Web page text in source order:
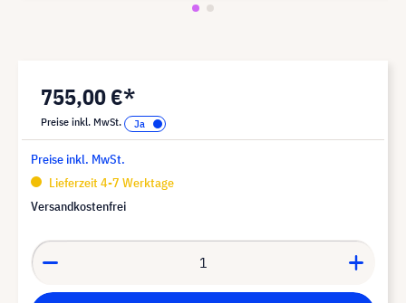
755,00 €*
Preise inkl. MwSt.
Preise inkl. MwSt.
Lieferzeit 4-7 Werktage
Versandkostenfrei